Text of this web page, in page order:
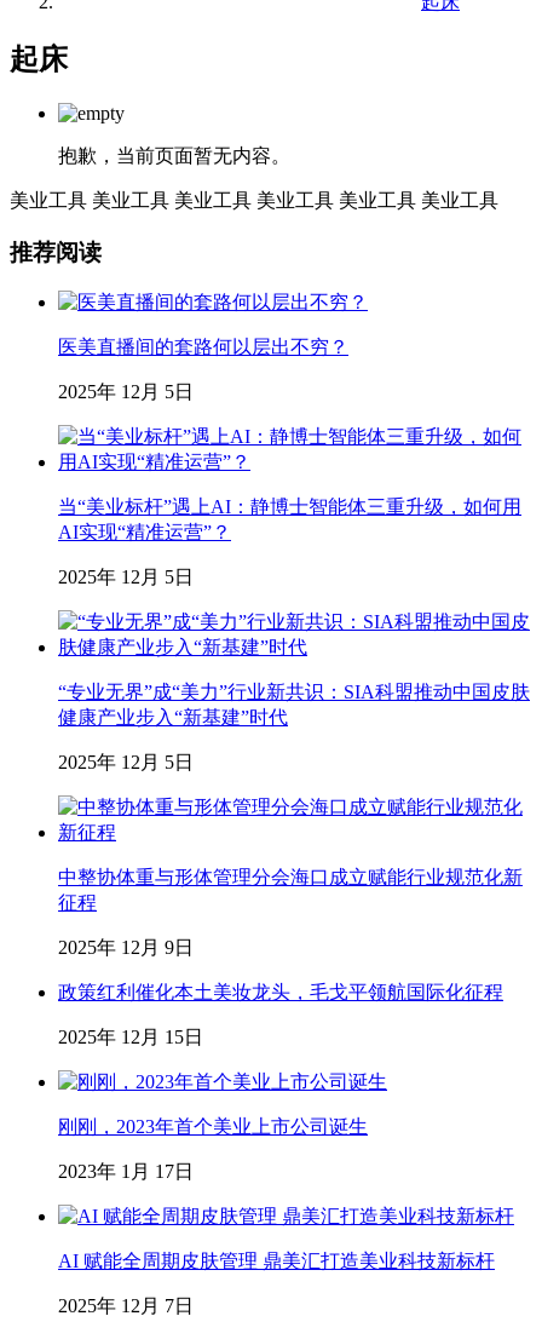
起床
抱歉，当前页面暂无内容。
美业工具 美业工具 美业工具 美业工具 美业工具 美业工具
推荐阅读
医美直播间的套路何以层出不穷？
2025年 12月 5日
当“美业标杆”遇上AI：静博士智能体三重升级，如何用
AI实现“精准运营”？
2025年 12月 5日
“专业无界”成“美力”行业新共识：SIA科盟推动中国皮肤
健康产业步入“新基建”时代
2025年 12月 5日
中整协体重与形体管理分会海口成立赋能行业规范化新
征程
2025年 12月 9日
政策红利催化本土美妆龙头，毛戈平领航国际化征程
2025年 12月 15日
刚刚，2023年首个美业上市公司诞生
2023年 1月 17日
AI 赋能全周期皮肤管理 鼎美汇打造美业科技新标杆
2025年 12月 7日